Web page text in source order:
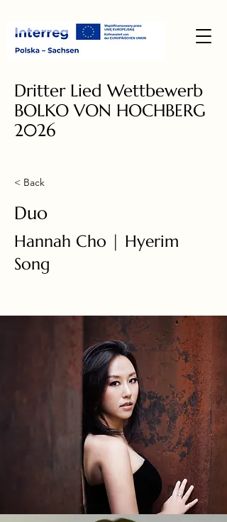
Dritter Lied Wettbewerb
BOLKO VON HOCHBERG
2026
< Back
Duo
Hannah Cho | Hyerim
Song